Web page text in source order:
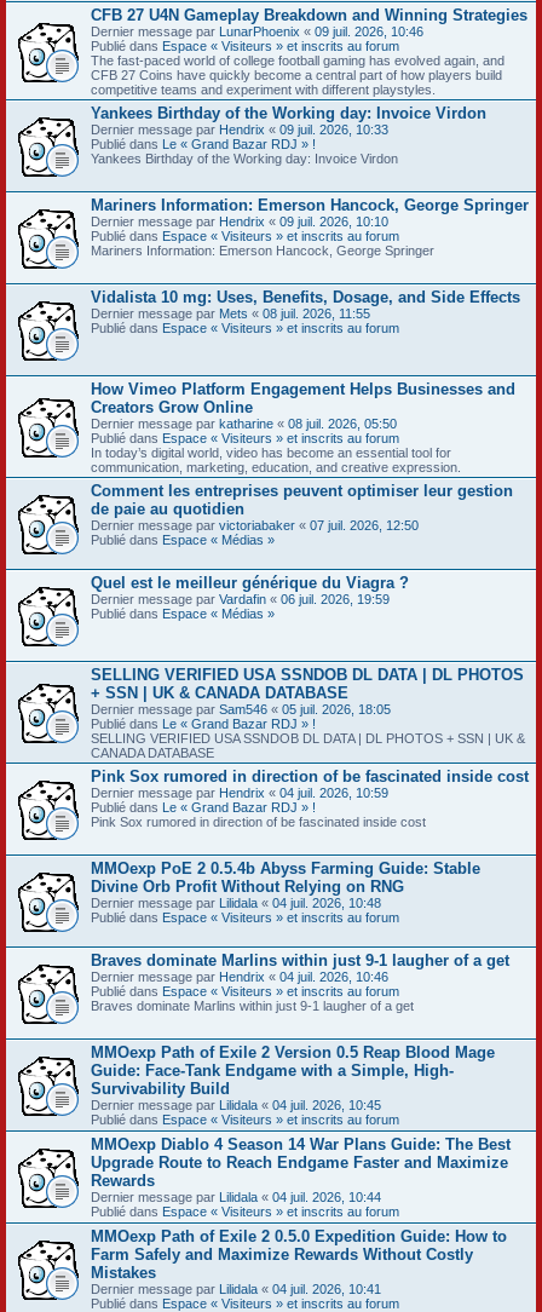
CFB 27 U4N Gameplay Breakdown and Winning Strategies
Dernier message par LunarPhoenix « 09 juil. 2026, 10:46
Publié dans Espace « Visiteurs » et inscrits au forum
The fast-paced world of college football gaming has evolved again, and
CFB 27 Coins have quickly become a central part of how players build
competitive teams and experiment with different playstyles.
Yankees Birthday of the Working day: Invoice Virdon
Dernier message par Hendrix « 09 juil. 2026, 10:33
Publié dans Le « Grand Bazar RDJ » !
Yankees Birthday of the Working day: Invoice Virdon
Mariners Information: Emerson Hancock, George Springer
Dernier message par Hendrix « 09 juil. 2026, 10:10
Publié dans Espace « Visiteurs » et inscrits au forum
Mariners Information: Emerson Hancock, George Springer
Vidalista 10 mg: Uses, Benefits, Dosage, and Side Effects
Dernier message par Mets « 08 juil. 2026, 11:55
Publié dans Espace « Visiteurs » et inscrits au forum
How Vimeo Platform Engagement Helps Businesses and
Creators Grow Online
Dernier message par katharine « 08 juil. 2026, 05:50
Publié dans Espace « Visiteurs » et inscrits au forum
In today’s digital world, video has become an essential tool for
communication, marketing, education, and creative expression.
Comment les entreprises peuvent optimiser leur gestion
de paie au quotidien
Dernier message par victoriabaker « 07 juil. 2026, 12:50
Publié dans Espace « Médias »
Quel est le meilleur générique du Viagra ?
Dernier message par Vardafin « 06 juil. 2026, 19:59
Publié dans Espace « Médias »
SELLING VERIFIED USA SSNDOB DL DATA | DL PHOTOS
+ SSN | UK & CANADA DATABASE
Dernier message par Sam546 « 05 juil. 2026, 18:05
Publié dans Le « Grand Bazar RDJ » !
SELLING VERIFIED USA SSNDOB DL DATA | DL PHOTOS + SSN | UK &
CANADA DATABASE
Pink Sox rumored in direction of be fascinated inside cost
Dernier message par Hendrix « 04 juil. 2026, 10:59
Publié dans Le « Grand Bazar RDJ » !
Pink Sox rumored in direction of be fascinated inside cost
MMOexp PoE 2 0.5.4b Abyss Farming Guide: Stable
Divine Orb Profit Without Relying on RNG
Dernier message par Lilidala « 04 juil. 2026, 10:48
Publié dans Espace « Visiteurs » et inscrits au forum
Braves dominate Marlins within just 9-1 laugher of a get
Dernier message par Hendrix « 04 juil. 2026, 10:46
Publié dans Espace « Visiteurs » et inscrits au forum
Braves dominate Marlins within just 9-1 laugher of a get
MMOexp Path of Exile 2 Version 0.5 Reap Blood Mage
Guide: Face-Tank Endgame with a Simple, High-
Survivability Build
Dernier message par Lilidala « 04 juil. 2026, 10:45
Publié dans Espace « Visiteurs » et inscrits au forum
MMOexp Diablo 4 Season 14 War Plans Guide: The Best
Upgrade Route to Reach Endgame Faster and Maximize
Rewards
Dernier message par Lilidala « 04 juil. 2026, 10:44
Publié dans Espace « Visiteurs » et inscrits au forum
MMOexp Path of Exile 2 0.5.0 Expedition Guide: How to
Farm Safely and Maximize Rewards Without Costly
Mistakes
Dernier message par Lilidala « 04 juil. 2026, 10:41
Publié dans Espace « Visiteurs » et inscrits au forum